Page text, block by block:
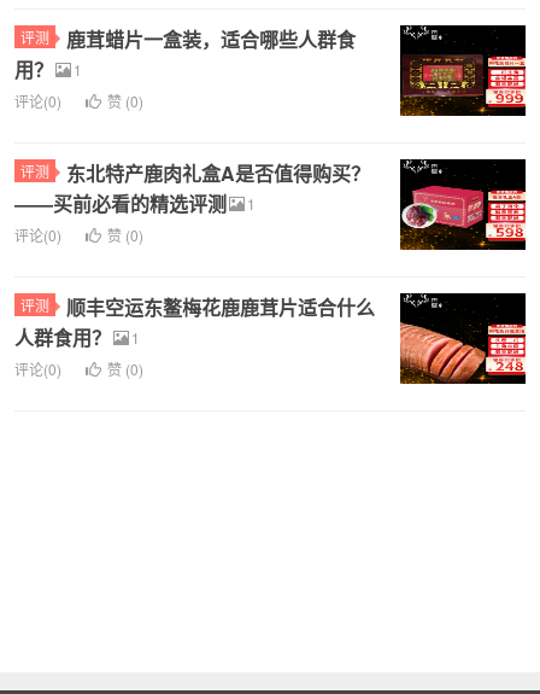
评测
鹿茸蜡片一盒装，适合哪些人群食
用？
1
评论(0)
赞 (0)
评测
东北特产鹿肉礼盒A是否值得购买？
——买前必看的精选评测
1
评论(0)
赞 (0)
评测
顺丰空运东鳌梅花鹿鹿茸片适合什么
人群食用？
1
评论(0)
赞 (0)